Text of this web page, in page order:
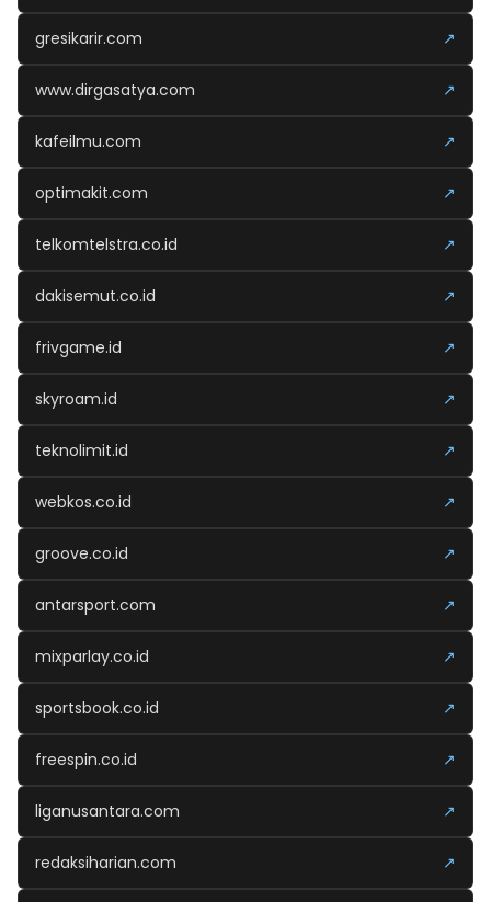
gresikarir.com ↗
www.dirgasatya.com ↗
kafeilmu.com ↗
optimakit.com ↗
telkomtelstra.co.id ↗
dakisemut.co.id ↗
frivgame.id ↗
skyroam.id ↗
teknolimit.id ↗
webkos.co.id ↗
groove.co.id ↗
antarsport.com ↗
mixparlay.co.id ↗
sportsbook.co.id ↗
freespin.co.id ↗
liganusantara.com ↗
redaksiharian.com ↗